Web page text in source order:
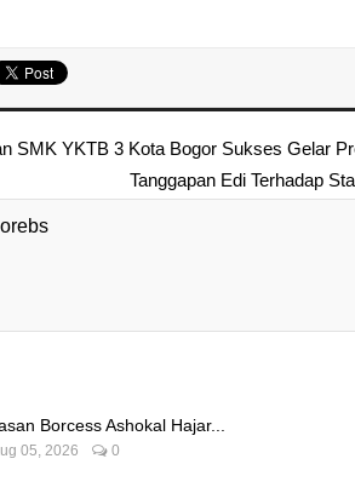
SMK YKTB 3 Kota Bogor Sukses Gelar
Tanggapan Edi Terhadap
Borcess Ashokal Hajar...
05, 2026 0